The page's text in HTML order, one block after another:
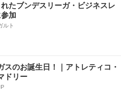
たブンデスリーガ・ビジネスレ
加
ルト
スのお誕生日！｜アトレティコ・
ドリー